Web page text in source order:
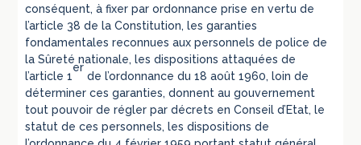
conséquent, à fixer par ordonnance prise en vertu de
l’article 38 de la Constitution, les garanties
fondamentales reconnues aux personnels de police de
la Sûreté nationale, les dispositions attaquées de
l’article 1
er
de l’ordonnance du 18 août 1960, loin de
déterminer ces garanties, donnent au gouvernement
tout pouvoir de régler par décrets en Conseil d’Etat, le
statut de ces personnels, les dispositions de